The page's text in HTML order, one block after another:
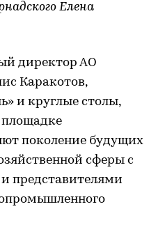
Елена
директор АО
Каракотов,
и круглые столы,
площадке
поколение будущих
сферы с
представителями